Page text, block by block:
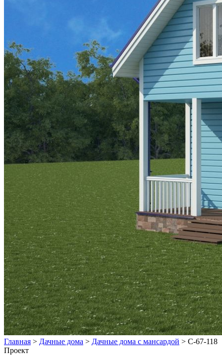
Главная > Дачные дома > Дачные дома с мансардой > С-67-118
Проект